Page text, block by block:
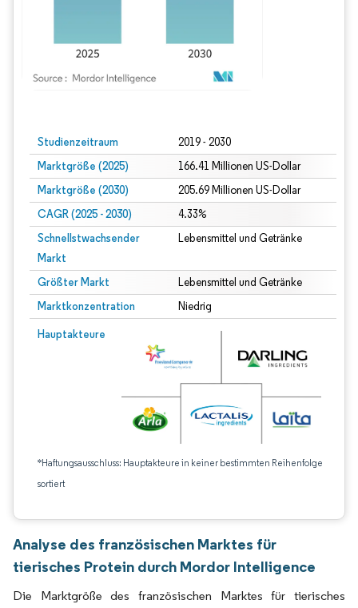
Studienzeitraum 2019 - 2030
Marktgröße (2025) 166.41 Millionen US-Dollar
Marktgröße (2030) 205.69 Millionen US-Dollar
CAGR (2025 - 2030) 4.33%
Schnellstwachsender
Markt
Lebensmittel und Getränke
Größter Markt Lebensmittel und Getränke
Marktkonzentration Niedrig
Hauptakteure
*Haftungsausschluss: Hauptakteure in keiner bestimmten Reihenfolge
sortiert
Analyse des französischen Marktes für
tierisches Protein durch Mordor Intelligence
Die Marktgröße des französischen Marktes für tierisches